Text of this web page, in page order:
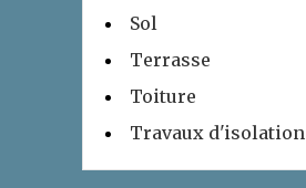
Sol
Terrasse
Toiture
Travaux d'isolation